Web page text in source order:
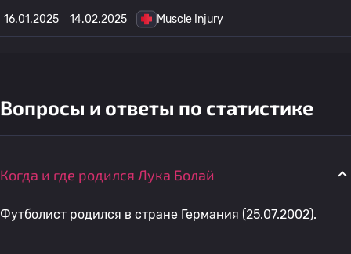
16.01.2025 14.02.2025 Muscle Injury
Вопросы и ответы по статистике
Когда и где родился Лука Болай
Футболист родился в стране Германия (25.07.2002).